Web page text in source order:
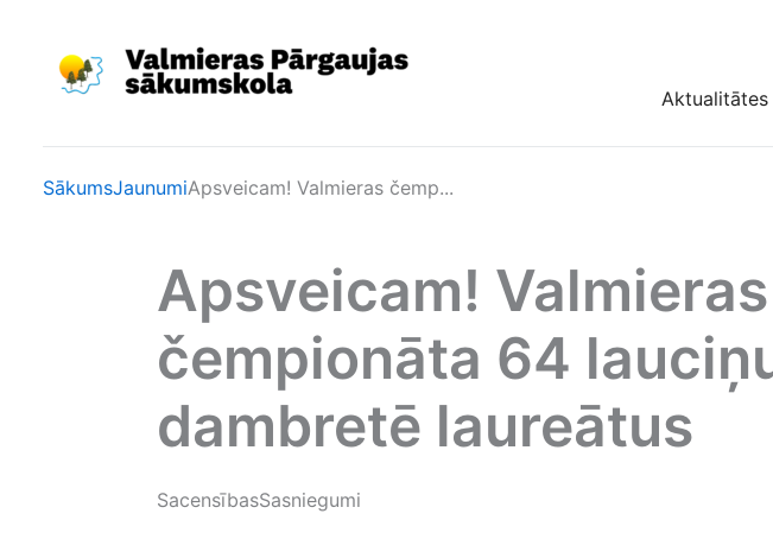
content
Aktualitātes
SākumsJaunumiApsveicam! Valmieras čemp...
Apsveicam! Valmieras
čempionāta 64
dambretē laureātus
SacensībasSasniegumi